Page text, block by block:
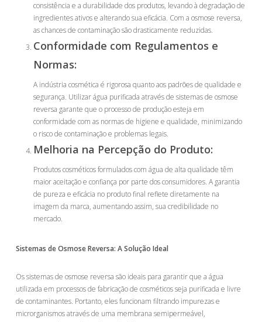
consistência e a durabilidade dos produtos, levando à degradação de
ingredientes ativos e alterando sua eficácia. Com a osmose reversa,
as chances de contaminação são drasticamente reduzidas.
Conformidade com Regulamentos e
Normas:
A indústria cosmética é rigorosa quanto aos padrões de qualidade e
segurança. Utilizar água purificada através de sistemas de osmose
reversa garante que o processo de produção esteja em
conformidade com as normas de higiene e qualidade, minimizando
o risco de contaminação e problemas legais.
Melhoria na Percepção do Produto:
Produtos cosméticos formulados com água de alta qualidade têm
maior aceitação e confiança por parte dos consumidores. A garantia
de pureza e eficácia no produto final reflete diretamente na
imagem da marca, aumentando assim, sua credibilidade no
mercado.
Sistemas de Osmose Reversa: A Solução Ideal
Os sistemas de osmose reversa são ideais para garantir que a água
utilizada em processos de fabricação de cosméticos seja purificada e livre
de contaminantes. Portanto, eles funcionam filtrando impurezas e
microrganismos através de uma membrana semipermeável,